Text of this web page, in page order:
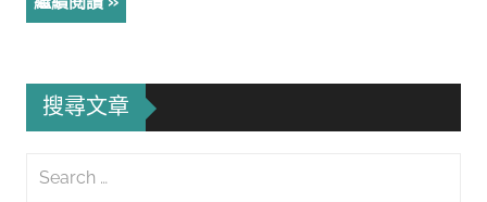
搜尋文章
Search